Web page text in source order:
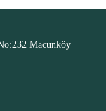
Macunköy